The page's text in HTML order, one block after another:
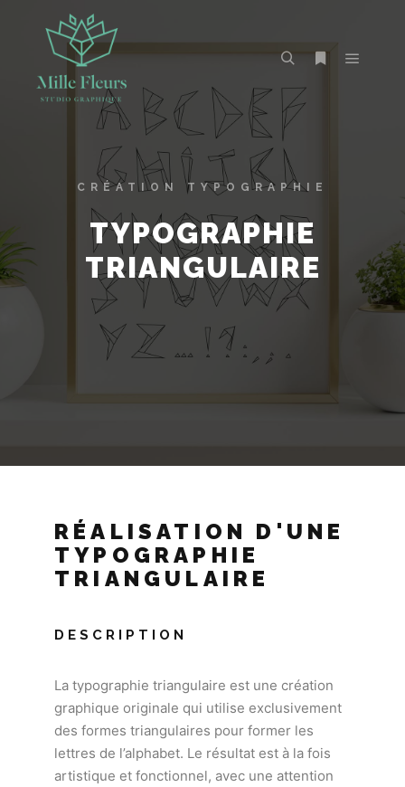
CRÉATION TYPOGRAPHIE
TYPOGRAPHIE
TRIANGULAIRE
RÉALISATION D'UNE
TYPOGRAPHIE
TRIANGULAIRE
DESCRIPTION
La typographie triangulaire est une création
graphique originale qui utilise exclusivement
des formes triangulaires pour former les
lettres de l’alphabet. Le résultat est à la fois
artistique et fonctionnel, avec une attention